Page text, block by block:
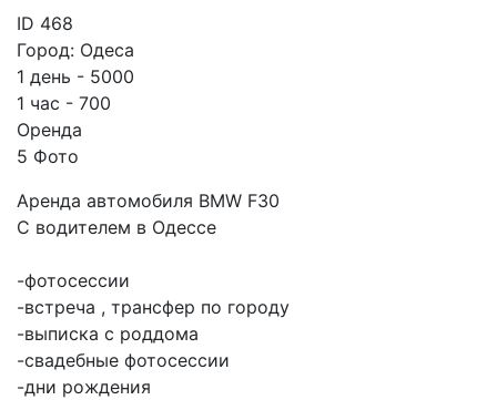
ID 468
Город: Одеса
1 день - 5000
1 час - 700
Оренда
5 Фото
Аренда автомобиля BMW F30
С водителем в Одессе
-фотосессии
-встреча , трансфер по городу
-выписка с роддома
-свадебные фотосессии
-дни рождения